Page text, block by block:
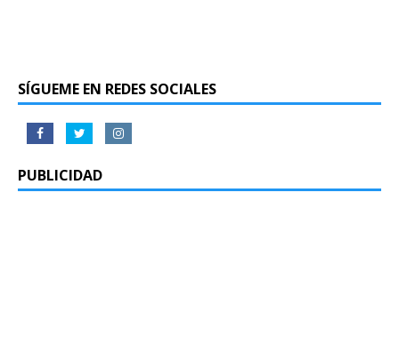
SÍGUEME EN REDES SOCIALES
PUBLICIDAD